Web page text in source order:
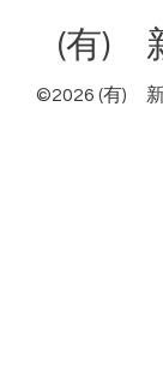
(有)
©2026 (有) 新